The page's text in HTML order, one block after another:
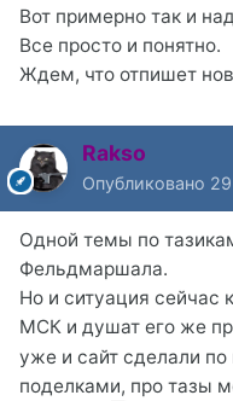
Вот примерно так и
Все просто и понятно.
Ждем, что отпишет
Rakso
Опубликовано
Одной темы по
Фельдмаршала.
Но и ситуация сейчас
МСК и душат его же
уже и сайт сделали по
поделками, про тазы